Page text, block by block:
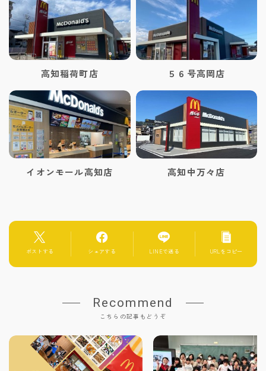
高知稲荷町店 ５６号高岡店
イオンモール高知店 高知中万々店
ポストする シェアする LINEで送る URLをコピー
Recommend
こちらの記事もどうぞ